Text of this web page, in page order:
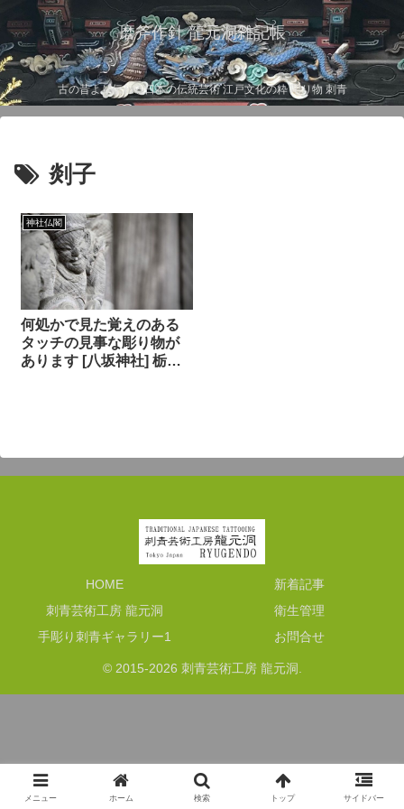
磨斧作針 龍元洞雑記帳
古の昔より伝わる日本の伝統芸術 江戸文化の粋 彫り物 刺青
剡子
神社仏閣
何処かで見た覚えのある
タッチの見事な彫り物が
あります [八坂神社] 栃木
HOME
新着記事
刺青芸術工房 龍元洞
衛生管理
手彫り刺青ギャラリー1
お問合せ
© 2015-2026 刺青芸術工房 龍元洞.
メニュー ホーム 検索 トップ サイドバー